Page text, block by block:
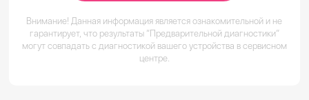
Внимание! Данная информация является ознакомительной и не
гарантирует, что результаты “Предварительной диагностики”
могут совпадать с диагностикой вашего устройства в сервисном
центре.